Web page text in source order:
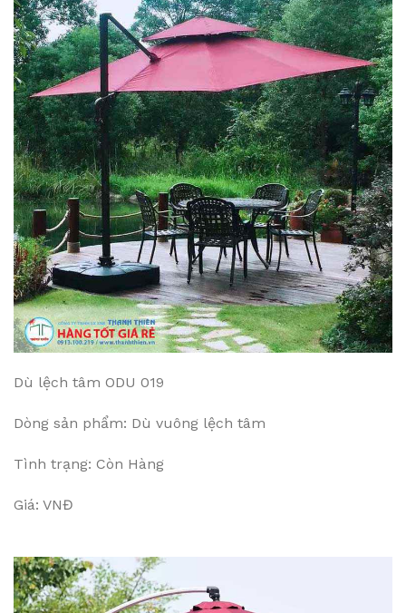
Dù lệch tâm ODU 019
Dòng sản phẩm: Dù vuông lệch tâm
Tình trạng: Còn Hàng
Giá: VNĐ